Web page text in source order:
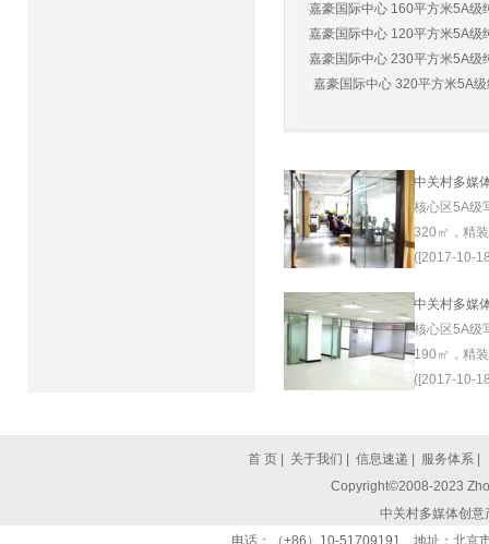
嘉豪国际中心 160平方米5A级
嘉豪国际中心 120平方米5A级
嘉豪国际中心 230平方米5A级
嘉豪国际中心 320平方米5A
中关村多媒
核心区5A级
320㎡，精
([2017-10-
中关村多媒
核心区5A级
190㎡，精
([2017-10-
首 页 关于我们 信息速递 服务体系
Copyright©2008-2023
中关村多媒体创
电话：（+86）10-51709191 地址：北京